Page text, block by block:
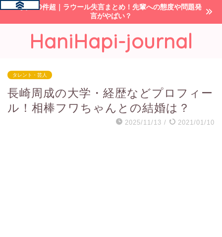
炎上10件超｜ラウール失言まとめ！先輩への態度や問題発
言がやばい？
HaniHapi-journal
タレント・芸人
長崎周成の大学・経歴などプロフィー
ル！相棒フワちゃんとの結婚は？
2025/11/13 / 2021/01/10